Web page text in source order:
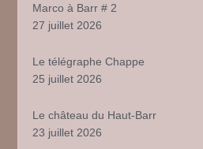
Marco à Barr # 2
27 juillet 2026
Le télégraphe Chappe
25 juillet 2026
Le château du Haut-Barr
23 juillet 2026